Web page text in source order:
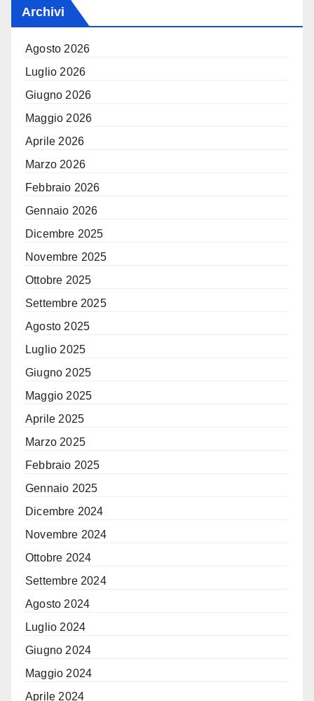
Archivi
Agosto 2026
Luglio 2026
Giugno 2026
Maggio 2026
Aprile 2026
Marzo 2026
Febbraio 2026
Gennaio 2026
Dicembre 2025
Novembre 2025
Ottobre 2025
Settembre 2025
Agosto 2025
Luglio 2025
Giugno 2025
Maggio 2025
Aprile 2025
Marzo 2025
Febbraio 2025
Gennaio 2025
Dicembre 2024
Novembre 2024
Ottobre 2024
Settembre 2024
Agosto 2024
Luglio 2024
Giugno 2024
Maggio 2024
Aprile 2024